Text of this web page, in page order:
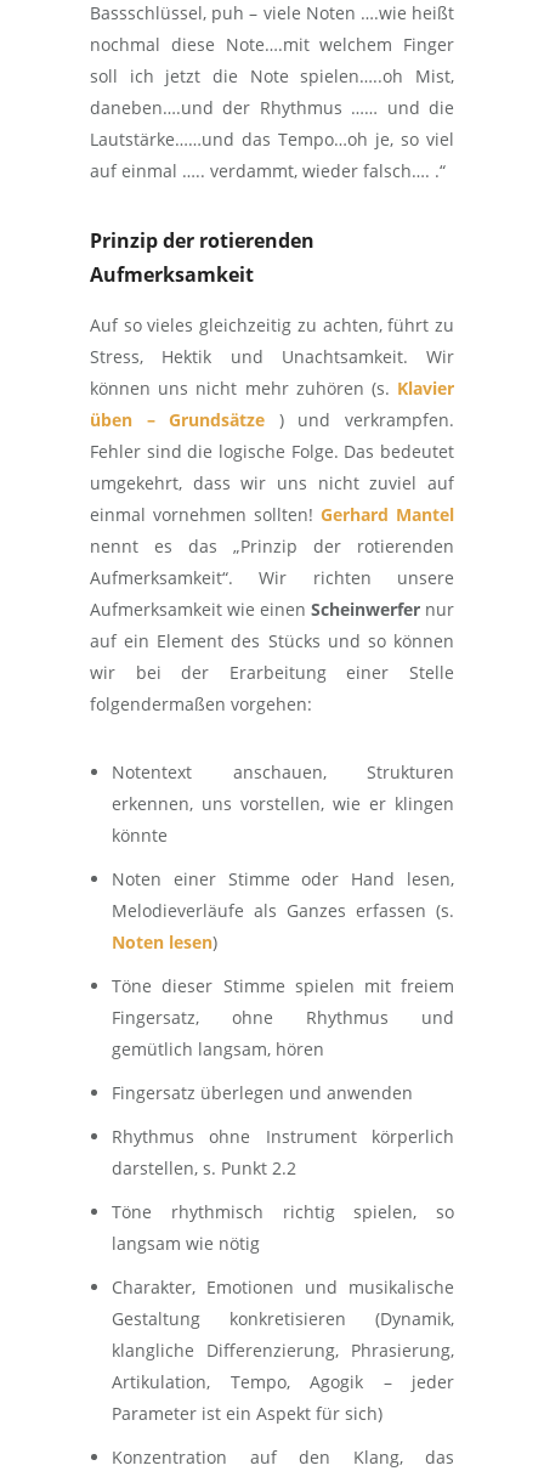
Bassschlüssel, puh – viele Noten ….wie heißt
nochmal diese Note….mit welchem Finger
soll ich jetzt die Note spielen…..oh Mist,
daneben….und der Rhythmus …… und die
Lautstärke……und das Tempo…oh je, so viel
auf einmal ….. verdammt, wieder falsch…. .“
Prinzip der rotierenden
Aufmerksamkeit
Auf so vieles gleichzeitig zu achten, führt zu
Stress, Hektik und Unachtsamkeit. Wir
können uns nicht mehr zuhören (s. Klavier
üben – Grundsätze ) und verkrampfen.
Fehler sind die logische Folge. Das bedeutet
umgekehrt, dass wir uns nicht zuviel auf
einmal vornehmen sollten! Gerhard Mantel
nennt es das „Prinzip der rotierenden
Aufmerksamkeit“. Wir richten unsere
Aufmerksamkeit wie einen Scheinwerfer nur
auf ein Element des Stücks und so können
wir bei der Erarbeitung einer Stelle
folgendermaßen vorgehen:
Notentext anschauen, Strukturen
erkennen, uns vorstellen, wie er klingen
könnte
Noten einer Stimme oder Hand lesen,
Melodieverläufe als Ganzes erfassen (s.
Noten lesen)
Töne dieser Stimme spielen mit freiem
Fingersatz, ohne Rhythmus und
gemütlich langsam, hören
Fingersatz überlegen und anwenden
Rhythmus ohne Instrument körperlich
darstellen, s. Punkt 2.2
Töne rhythmisch richtig spielen, so
langsam wie nötig
Charakter, Emotionen und musikalische
Gestaltung konkretisieren (Dynamik,
klangliche Differenzierung, Phrasierung,
Artikulation, Tempo, Agogik – jeder
Parameter ist ein Aspekt für sich)
Konzentration auf den Klang, das